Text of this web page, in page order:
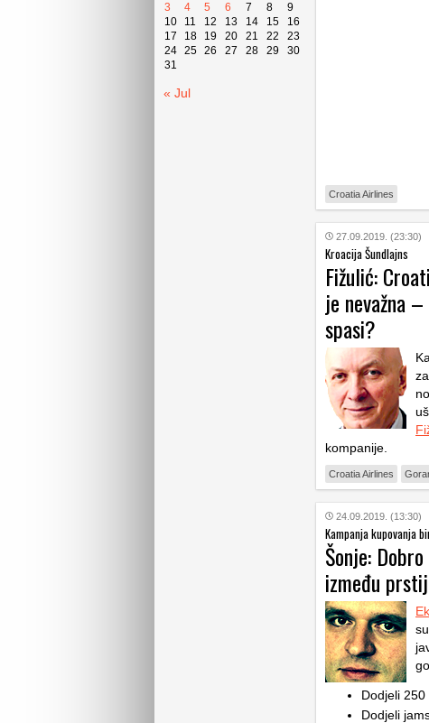
3
4 5 6 7 8
9
10
11 12 13 14 15
16
17
18 19 20 21 22
23
24 25 26 27 28 29
30
31
« Jul
Croatia Airlines
27.09.2019. (23:30)
Kroacija Šundlajns
Fižulić:
je nevažna
spasi?
kompanije.
Croatia Airlines
24.09.2019. (13:30)
Kampanja kupovanja
Šonje:
između
Dodjeli 250
Dodjeli